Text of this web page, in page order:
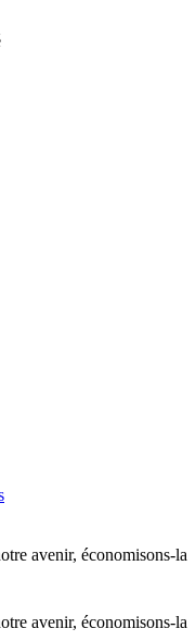
avenir, économisons-la
avenir, économisons-la